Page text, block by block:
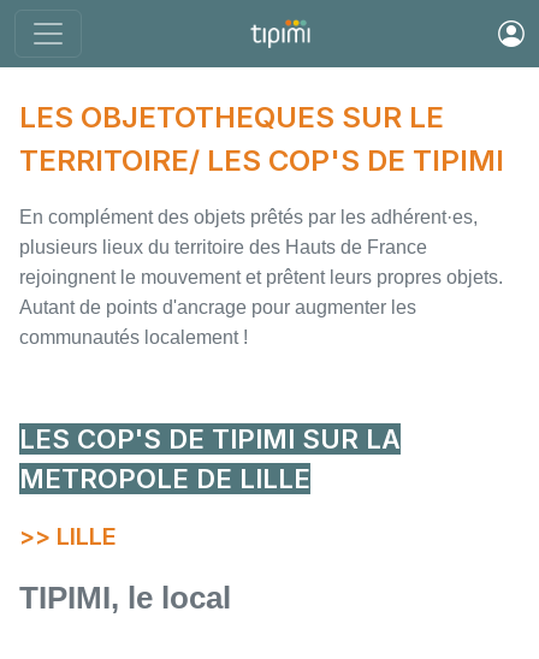
LES OBJETOTHEQUES SUR LE
TERRITOIRE/ LES COP'S DE TIPIMI
En complément des objets prêtés par les adhérent·es,
plusieurs lieux du territoire des Hauts de France
rejoingnent le mouvement et prêtent leurs propres objets.
Autant de points d'ancrage pour augmenter les
communautés localement !
LES COP'S DE TIPIMI SUR LA
METROPOLE DE LILLE
>> LILLE
TIPIMI, le local